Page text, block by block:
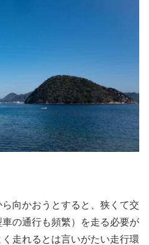
向かおうとすると、狭くて交
の通行も頻繁）を走る必要が
走れるとは言いがたい走行環